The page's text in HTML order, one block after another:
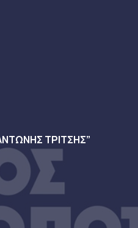
ΤΡΙΤΣΗΣ”